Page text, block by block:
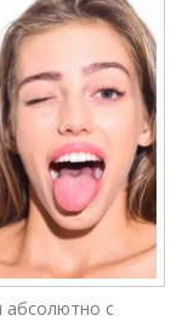
абсолютно с